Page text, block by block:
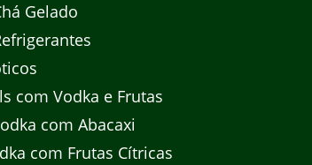
Gelado
com Vodka e Frutas
com Abacaxi
com Frutas Cítricas